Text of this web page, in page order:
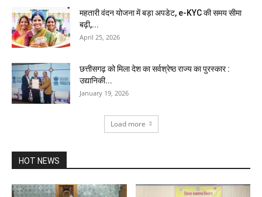
महतारी वंदन योजना में बड़ा अपडेट, e-KYC की समय सीमा
बढ़ी,...
April 25, 2026
छत्तीसगढ़ को मिला देश का सर्वश्रेष्ठ राज्य का पुरस्कार :
उद्यानिकी...
January 19, 2026
Load more
HOT NEWS